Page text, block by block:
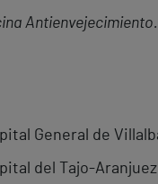
General de
del Tajo-